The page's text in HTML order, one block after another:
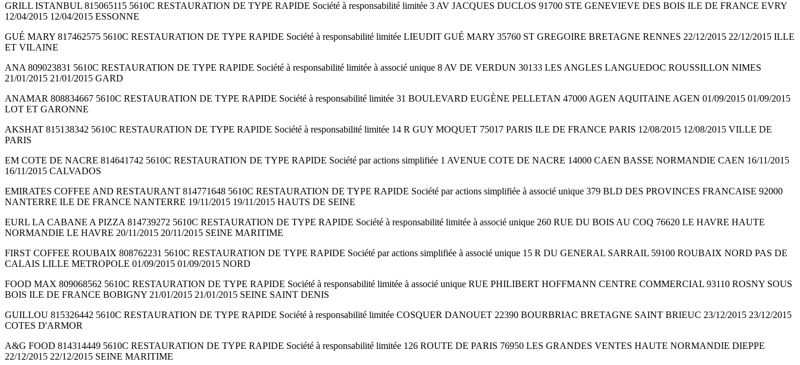
GRILL ISTANBUL 815065115 5610C RESTAURATION DE TYPE RAPIDE Société à responsabilité limitée 3 AV JACQUES DUCLOS 91700 STE GENEVIEVE DES BOIS ILE DE FRANCE EVRY
12/04/2015 12/04/2015 ESSONNE
GUÉ MARY 817462575 5610C RESTAURATION DE TYPE RAPIDE Société à responsabilité limitée LIEUDIT GUÉ MARY 35760 ST GREGOIRE BRETAGNE RENNES 22/12/2015 22/12/2015 ILLE
ET VILAINE
ANA 809023831 5610C RESTAURATION DE TYPE RAPIDE Société à responsabilité limitée à associé unique 8 AV DE VERDUN 30133 LES ANGLES LANGUEDOC ROUSSILLON NIMES
21/01/2015 21/01/2015 GARD
ANAMAR 808834667 5610C RESTAURATION DE TYPE RAPIDE Société à responsabilité limitée 31 BOULEVARD EUGÈNE PELLETAN 47000 AGEN AQUITAINE AGEN 01/09/2015 01/09/2015
LOT ET GARONNE
AKSHAT 815138342 5610C RESTAURATION DE TYPE RAPIDE Société à responsabilité limitée 14 R GUY MOQUET 75017 PARIS ILE DE FRANCE PARIS 12/08/2015 12/08/2015 VILLE DE
PARIS
EM COTE DE NACRE 814641742 5610C RESTAURATION DE TYPE RAPIDE Société par actions simplifiée 1 AVENUE COTE DE NACRE 14000 CAEN BASSE NORMANDIE CAEN 16/11/2015
16/11/2015 CALVADOS
EMIRATES COFFEE AND RESTAURANT 814771648 5610C RESTAURATION DE TYPE RAPIDE Société par actions simplifiée à associé unique 379 BLD DES PROVINCES FRANCAISE 92000
NANTERRE ILE DE FRANCE NANTERRE 19/11/2015 19/11/2015 HAUTS DE SEINE
EURL LA CABANE A PIZZA 814739272 5610C RESTAURATION DE TYPE RAPIDE Société à responsabilité limitée à associé unique 260 RUE DU BOIS AU COQ 76620 LE HAVRE HAUTE
NORMANDIE LE HAVRE 20/11/2015 20/11/2015 SEINE MARITIME
FIRST COFFEE ROUBAIX 808762231 5610C RESTAURATION DE TYPE RAPIDE Société par actions simplifiée à associé unique 15 R DU GENERAL SARRAIL 59100 ROUBAIX NORD PAS DE
CALAIS LILLE METROPOLE 01/09/2015 01/09/2015 NORD
FOOD MAX 809068562 5610C RESTAURATION DE TYPE RAPIDE Société à responsabilité limitée à associé unique RUE PHILIBERT HOFFMANN CENTRE COMMERCIAL 93110 ROSNY SOUS
BOIS ILE DE FRANCE BOBIGNY 21/01/2015 21/01/2015 SEINE SAINT DENIS
GUILLOU 815326442 5610C RESTAURATION DE TYPE RAPIDE Société à responsabilité limitée COSQUER DANOUET 22390 BOURBRIAC BRETAGNE SAINT BRIEUC 23/12/2015 23/12/2015
COTES D'ARMOR
A&G FOOD 814314449 5610C RESTAURATION DE TYPE RAPIDE Société à responsabilité limitée 126 ROUTE DE PARIS 76950 LES GRANDES VENTES HAUTE NORMANDIE DIEPPE
22/12/2015 22/12/2015 SEINE MARITIME